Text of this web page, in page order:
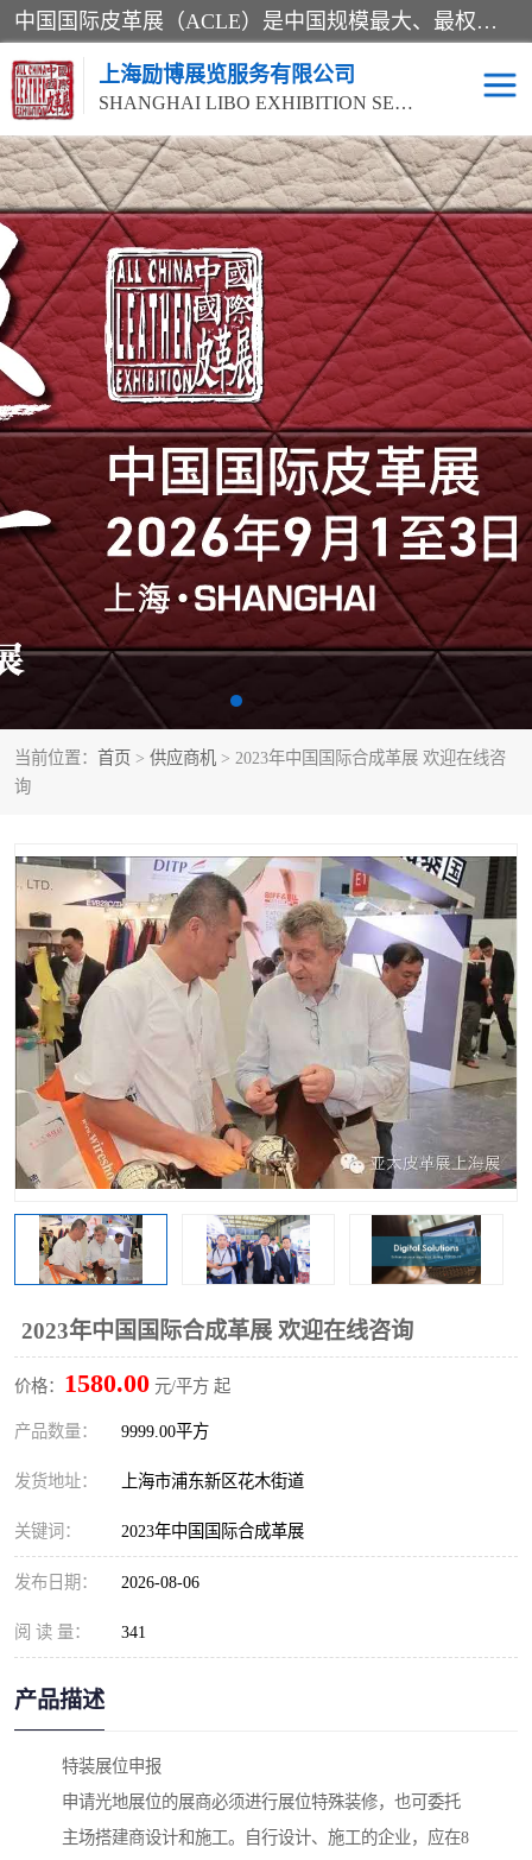
中国国际皮革展（ACLE）是中国规模最大、最权威的国际皮革盛会，自创办以来一直由中国皮革协会（CLIA）和亚太区皮革展有限公司（APLF）共同举办
上海励博展览服务有限公司
SHANGHAI LIBO EXHIBITION SERVICE CO.,LTD
当前位置： 首页 > 供应商机 > 2023年中国国际合成革展 欢迎在线咨
询
2023年中国国际合成革展 欢迎在线咨询
价格： 1580.00 元/平方 起
产品数量： 9999.00平方
发货地址： 上海市浦东新区花木街道
关键词： 2023年中国国际合成革展
发布日期： 2026-08-06
阅 读 量： 341
产品描述
特装展位申报
申请光地展位的展商必须进行展位特殊装修，也可委托
主场搭建商设计和施工。自行设计、施工的企业，应在8
2026中国国际皮革展
ACLE
2026上海皮革机械展
2026上海合成革展会 2026中国国际皮革展
2026中国国际皮革展
ACLE
2026中国国际皮革展